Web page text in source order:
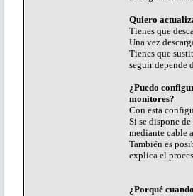
Quiero
Tienes que
Una vez
Tienes que
seguir depende
¿Puedo
monitores?
Con esta
Si se dispone
mediante cable
También es
explica el
¿Porqué